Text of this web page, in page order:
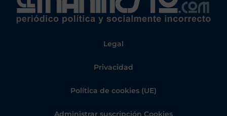
Legal
Privacidad
Política de cookies (UE)
Administrar suscripción Cookies